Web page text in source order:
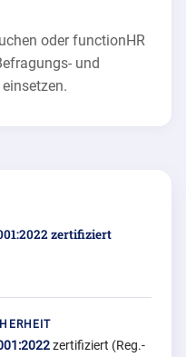
oderfunctionHR
und
zertifiziert
zertifiziert (Reg.-